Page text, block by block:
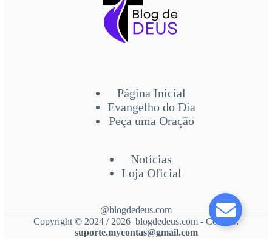
Página Inicial
Evangelho do Dia
Peça uma Oração
Notícias
Loja Oficial
@blogdedeus.com
Copyright © 2024 / 2026 blogdedeus.com - Contato:
suporte.mycontas@gmail.com